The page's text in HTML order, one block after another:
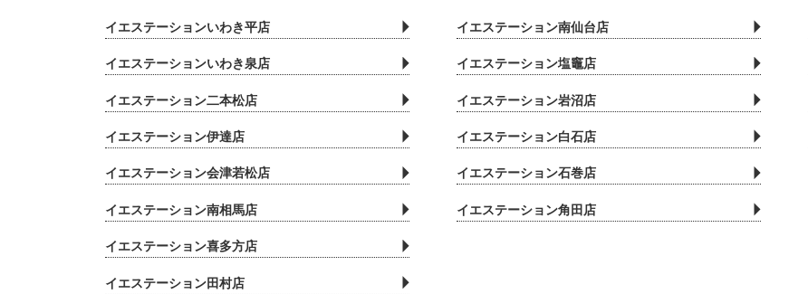
イエステーションいわき平店
イエステーションいわき泉店
イエステーション二本松店
イエステーション伊達店
イエステーション会津若松店
イエステーション南相馬店
イエステーション喜多方店
イエステーション田村店
イエステーション南仙台店
イエステーション塩竈店
イエステーション岩沼店
イエステーション白石店
イエステーション石巻店
イエステーション角田店